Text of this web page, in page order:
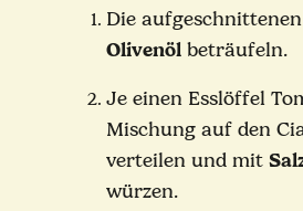
Die
Olivenöl beträufeln.
Je einen Esslöffel
Mischung auf den
verteilen und mit
würzen.